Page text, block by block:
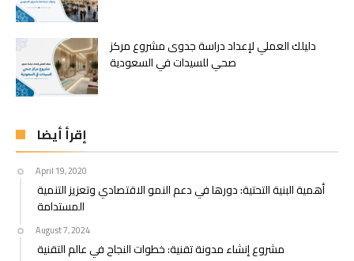
دليلك العملي لإعداد دراسة جدوى مشروع مركز
صحي للسيدات في السعودية
إقرأ أيضا
April 19, 2020
أهمية البنية التحتية: دورها في دعم النمو الاقتصادي وتعزيز التنمية
المستدامة
August 7, 2024
مشروع إنشاء مدونة تقنية: خطوات النجاح في عالم التقنية